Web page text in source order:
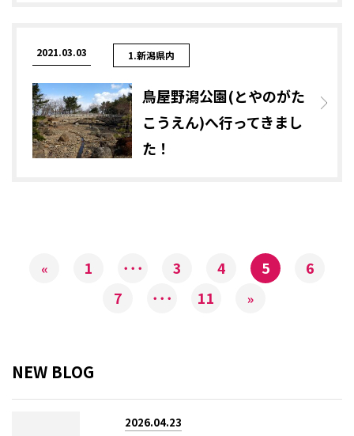
2021.03.03 1.新潟県内
鳥屋野潟公園(とやのがた
こうえん)へ行ってきまし
た！
« 1 ･･･ 3 4 5
6
7
･･･ 11 »
NEW BLOG
2026.04.23